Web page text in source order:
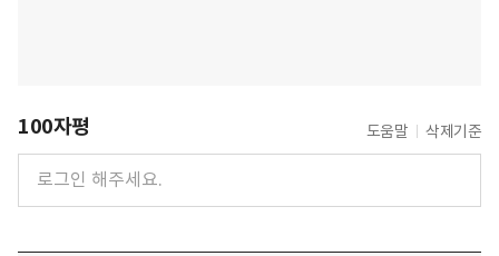
100자평 도움말 삭제기준